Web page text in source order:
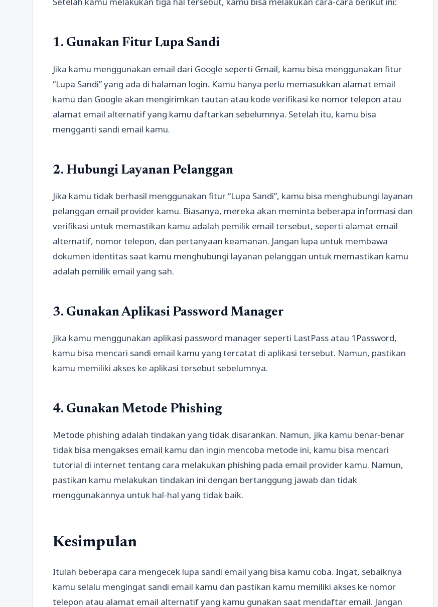
1. Gunakan Fitur Lupa Sandi
Jika kamu menggunakan email dari Google seperti Gmail, kamu bisa menggunakan fitur
“Lupa Sandi” yang ada di halaman login. Kamu hanya perlu memasukkan alamat email
kamu dan Google akan mengirimkan tautan atau kode verifikasi ke nomor telepon atau
alamat email alternatif yang kamu daftarkan sebelumnya. Setelah itu, kamu bisa
mengganti sandi email kamu.
2. Hubungi Layanan Pelanggan
Jika kamu tidak berhasil menggunakan fitur “Lupa Sandi”, kamu bisa menghubungi layanan
pelanggan email provider kamu. Biasanya, mereka akan meminta beberapa informasi dan
verifikasi untuk memastikan kamu adalah pemilik email tersebut, seperti alamat email
alternatif, nomor telepon, dan pertanyaan keamanan. Jangan lupa untuk membawa
dokumen identitas saat kamu menghubungi layanan pelanggan untuk memastikan kamu
adalah pemilik email yang sah.
3. Gunakan Aplikasi Password Manager
Jika kamu menggunakan aplikasi password manager seperti LastPass atau 1Password,
kamu bisa mencari sandi email kamu yang tercatat di aplikasi tersebut. Namun, pastikan
kamu memiliki akses ke aplikasi tersebut sebelumnya.
4. Gunakan Metode Phishing
Metode phishing adalah tindakan yang tidak disarankan. Namun, jika kamu benar-benar
tidak bisa mengakses email kamu dan ingin mencoba metode ini, kamu bisa mencari
tutorial di internet tentang cara melakukan phishing pada email provider kamu. Namun,
pastikan kamu melakukan tindakan ini dengan bertanggung jawab dan tidak
menggunakannya untuk hal-hal yang tidak baik.
Kesimpulan
Itulah beberapa cara mengecek lupa sandi email yang bisa kamu coba. Ingat, sebaiknya
kamu selalu mengingat sandi email kamu dan pastikan kamu memiliki akses ke nomor
telepon atau alamat email alternatif yang kamu gunakan saat mendaftar email. Jangan